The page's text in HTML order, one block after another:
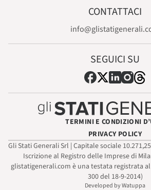
CONTATTACI
SEGUICI SU
TERMINI E CONDIZIONI
PRIVACY POLICY
Gli Stati Generali Srl | Capitale sociale
Iscrizione al Registro delle Imprese di
glistatigenerali.com è una testata registrata
300 del 18-9-2014)
Developed by Watuppa